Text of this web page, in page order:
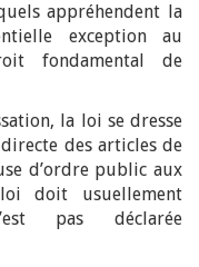
appréhendent la
exception au
fondamental de
la loi se dresse
des articles de
d’ordre public aux
doit usuellement
pas déclarée